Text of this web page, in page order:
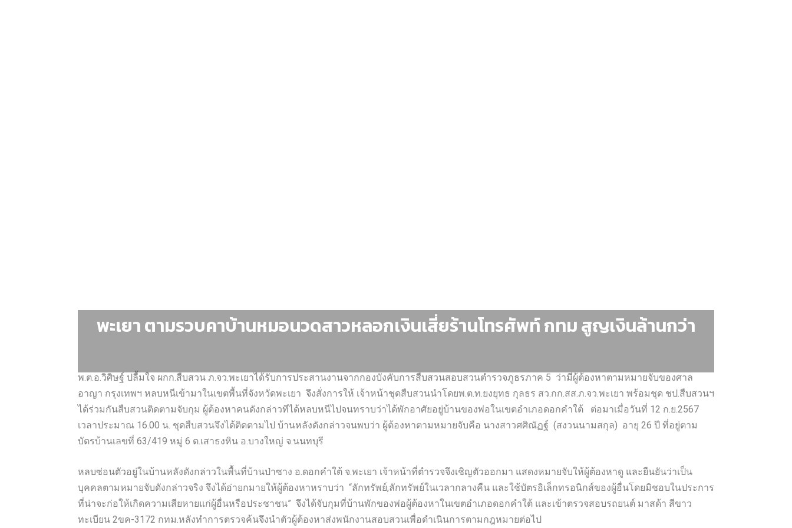
พะเยา ตามรวบคาบ้านหมอนวดสาวหลอกเงินเสี่ยร้านโทรศัพท์ กทม สูญเงินล้านกว่า
พ.ต.อ.วิศิษฐ์ ปลื้มใจ ผกก.สืบสวน ภ.จว.พะเยาได้รับการประสานงานจากกองบังคับการสืบสวนสอบสวนตำรวจภูธรภาค 5 ว่ามีผู้ต้องหาตามหมายจับของศาล
อาญา กรุงเทพฯ หลบหนีเข้ามาในเขตพื้นที่จังหวัดพะเยา จึงสั่งการให้ เจ้าหน้าชุดสืบสวนนำโดยพ.ต.ท.ยงยุทธ กุลธร สว.กก.สส.ภ.จว.พะเยา พร้อมชุด ชป.สืบสวนฯ
ได้ร่วมกันสืบสวนติดตามจับกุม ผู้ต้องหาคนดังกล่าวทีได้หลบหนีไปจนทราบว่าได้พักอาศัยอยู่บ้านของพ่อในเขตอำเภอดอกคำใต้ ต่อมาเมื่อวันที่ 12 ก.ย.2567
เวลาประมาณ 16.00 น. ชุดสืบสวนจึงได้ติดตามไป บ้านหลังดังกล่าวจนพบว่า ผู้ต้องหาตามหมายจับคือ นางสาวศศิณัฏฐ์ (สงวนนามสกุล) อายุ 26 ปี ที่อยู่ตาม
บัตรบ้านเลขที่ 63/419 หมู่ 6 ต.เสาธงหิน อ.บางใหญ่ จ.นนทบุรี
หลบซ่อนตัวอยู่ในบ้านหลังดังกล่าวในพื้นที่บ้านป่าซาง อ.ดอกคำใต้ จ.พะเยา เจ้าหน้าที่ตำรวจจึงเชิญตัวออกมา แสดงหมายจับให้ผู้ต้องหาดู และยืนยันว่าเป็น
บุคคลตามหมายจับดังกล่าวจริง จึงได้อ่ายกมายให้ผู้ต้องหาหราบว่า “ลักทรัพย์,ลักทรัพย์ในเวลากลางคืน และใช้บัตรอิเล็กทรอนิกส์ของผู้อื่นโดยมิชอบในประการ
ที่น่าจะก่อให้เกิดความเสียหายแก่ผู้อื่นหรือประชาชน” จึงได้จับกุมที่บ้านพักของพ่อผู้ต้องหาในเขตอำเภอดอกคำใต้ และเข้าตรวจสอบรถยนต์ มาสด้า สีขาว
ทะเบียน 2ขค-3172 กทม.หลังทำการตรวจค้นจึงนำตัวผู้ต้องหาส่งพนักงานสอบสวนเพื่อดำเนินการตามกฎหมายต่อไป